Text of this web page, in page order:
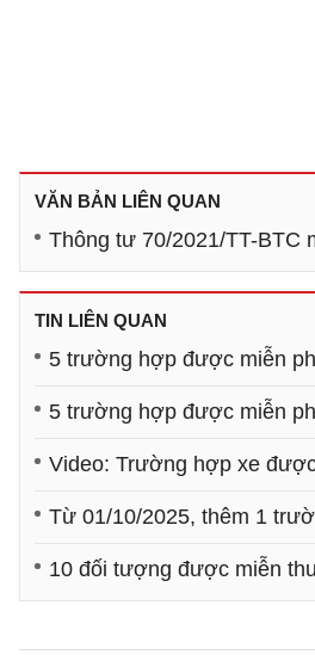
VĂN BẢN LIÊN QUAN
Thông tư 70/2021/TT-BTC
TIN LIÊN QUAN
5 trường hợp được miễn
5 trường hợp được miễn
Video: Trường hợp xe
Từ 01/10/2025, thêm 1
10 đối tượng được miễn